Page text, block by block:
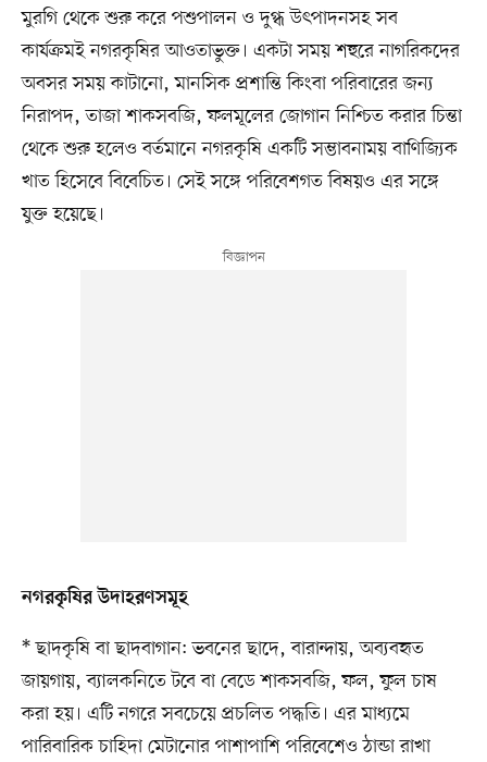
মুরগি থেকে শুরু করে পশুপালন ও দুগ্ধ উৎপাদনসহ সব
কার্যক্রমই নগরকৃষির আওতাভুক্ত। একটা সময় শহুরে নাগরিকদের
অবসর সময় কাটানো, মানসিক প্রশান্তি কিংবা পরিবারের জন্য
নিরাপদ, তাজা শাকসবজি, ফলমূলের জোগান নিশ্চিত করার চিন্তা
থেকে শুরু হলেও বর্তমানে নগরকৃষি একটি সম্ভাবনাময় বাণিজ্যিক
খাত হিসেবে বিবেচিত। সেই সঙ্গে পরিবেশগত বিষয়ও এর সঙ্গে
যুক্ত হয়েছে।
নগরকৃষির উদাহরণসমূহ
* ছাদকৃষি বা ছাদবাগান: ভবনের ছাদে, বারান্দায়, অব্যবহৃত
জায়গায়, ব্যালকনিতে টবে বা বেডে শাকসবজি, ফল, ফুল চাষ
করা হয়। এটি নগরে সবচেয়ে প্রচলিত পদ্ধতি। এর মাধ্যমে
পারিবারিক চাহিদা মেটানোর পাশাপাশি পরিবেশেও ঠান্ডা রাখা